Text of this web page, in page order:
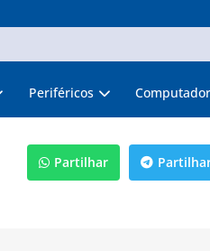
Periféricos
Partilhar